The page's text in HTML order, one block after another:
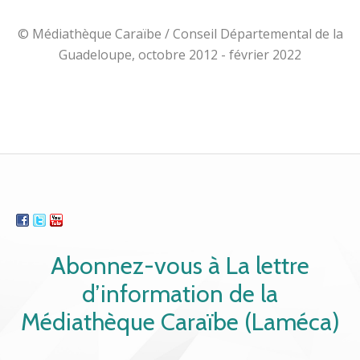
© Médiathèque Caraïbe / Conseil Départemental de la
Guadeloupe, octobre 2012 - février 2022
Abonnez-vous à La lettre
d’information de la
Médiathèque Caraïbe (Laméca)